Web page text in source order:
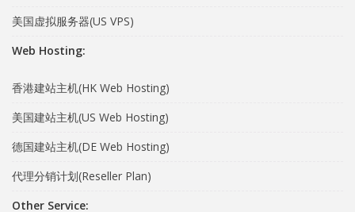
美国虚拟服务器(US VPS)
Web Hosting:
香港建站主机(HK Web Hosting)
美国建站主机(US Web Hosting)
德国建站主机(DE Web Hosting)
代理分销计划(Reseller Plan)
Other Service: